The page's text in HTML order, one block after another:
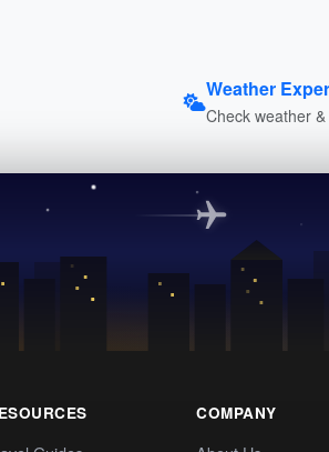
Weather
Check weather
COMPANY